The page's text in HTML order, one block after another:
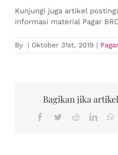
Kunjungi juga artikel
informasi material Pagar
By | Oktober 31st, 2019 |
Bagikan jika
Facebook
TwitterReddit